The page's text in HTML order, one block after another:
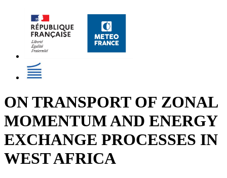
ON TRANSPORT OF ZONAL
MOMENTUM AND ENERGY
EXCHANGE PROCESSES IN
WEST AFRICA